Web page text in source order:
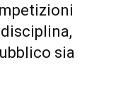
sia